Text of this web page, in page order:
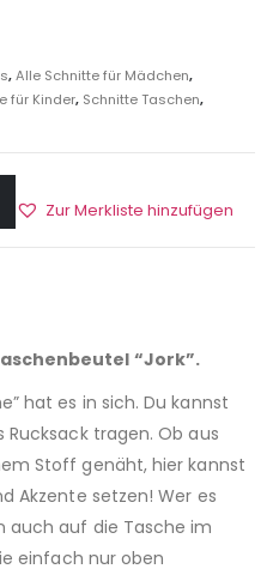
,Alle Schnitte für Mädchen,
für Kinder, Schnitte Taschen,
Zur Merkliste hinzufügen
“Jork”.
hat es in sich. Du kannst
tragen. Ob aus
Stoff genäht, hier kannst
Akzente setzen! Wer es
auch auf die Tasche im
einfach nur oben